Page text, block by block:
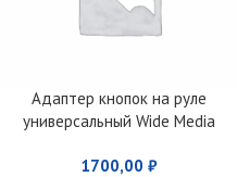
Адаптер кнопок на руле
универсальный Wide Media
1700,00 ₽